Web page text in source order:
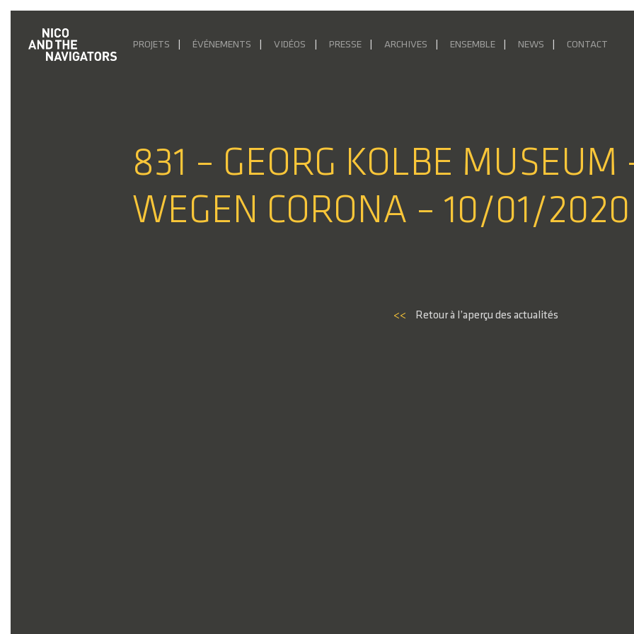
PROJETS ÉVÉNEMENTS VIDÉOS PRESSE ARCHIVES ENSEMBLE NEWS CONTACT
831 – GEORG KOLBE MUSEUM
WEGEN CORONA – 10/01/2020
<< Retour à l’aperçu des actualités